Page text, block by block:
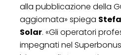
alla pubblicazione della
aggiornata» spiega
Solar. «Gli operatori
impegnati nel